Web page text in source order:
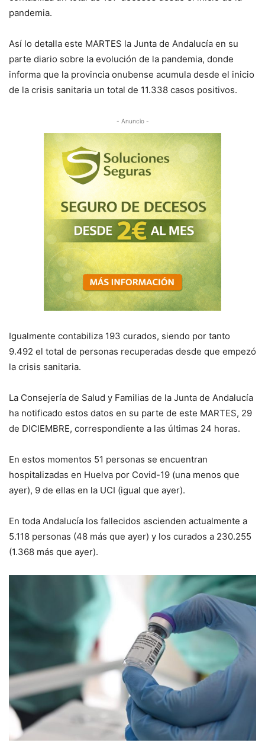
pandemia.
Así lo detalla este MARTES la Junta de Andalucía en su
parte diario sobre la evolución de la pandemia, donde
informa que la provincia onubense acumula desde el inicio
de la crisis sanitaria un total de 11.338 casos positivos.
- Anuncio -
Igualmente contabiliza 193 curados, siendo por tanto
9.492 el total de personas recuperadas desde que empezó
la crisis sanitaria.
La Consejería de Salud y Familias de la Junta de Andalucía
ha notificado estos datos en su parte de este MARTES, 29
de DICIEMBRE, correspondiente a las últimas 24 horas.
En estos momentos 51 personas se encuentran
hospitalizadas en Huelva por Covid-19 (una menos que
ayer), 9 de ellas en la UCI (igual que ayer).
En toda Andalucía los fallecidos ascienden actualmente a
5.118 personas (48 más que ayer) y los curados a 230.255
(1.368 más que ayer).